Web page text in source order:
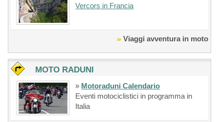
Vercors in Francia
Viaggi avventura in moto
MOTO RADUNI
» Motoraduni Calendario
Eventi motociclistici in programma in
Italia